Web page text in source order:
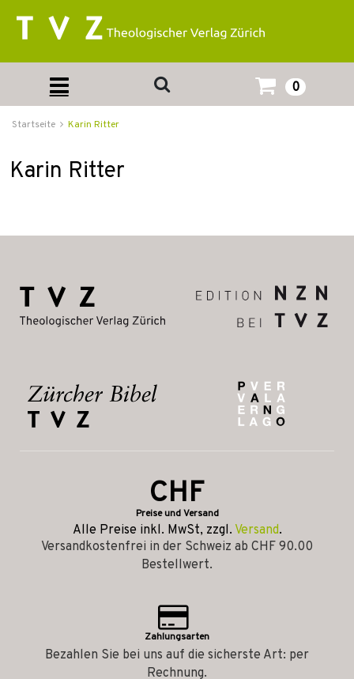
0
Startseite Karin Ritter
Karin Ritter
CHF
Preise und Versand
Alle Preise inkl. MwSt, zzgl. Versand.
Versandkostenfrei in der Schweiz ab CHF 90.00
Bestellwert.
Zahlungsarten
Bezahlen Sie bei uns auf die sicherste Art: per
Rechnung.